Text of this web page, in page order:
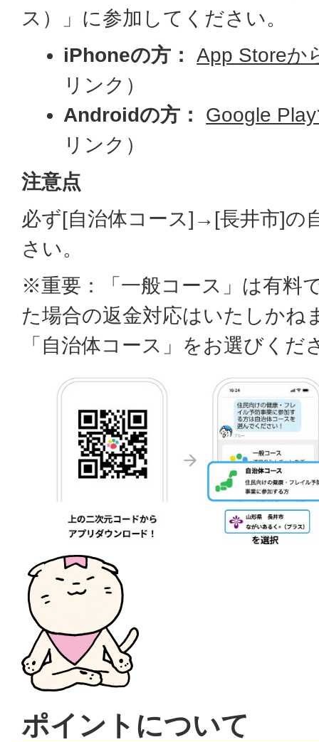
ス）」に参加してください。
iPhoneの方：
App Storeか
リンク）
Androidの方：
Google
リンク）
注意点
必ず[自治体コース]→[長井市]の
さい。
※重要：「一般コース」は有料
た場合の返金対応はいたしかね
「自治体コース」をお選びくだ
ポイントについて